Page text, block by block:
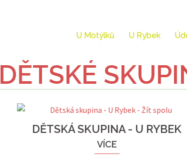
U Motýlků U Rybek
DĚTSKÉ
DĚTSKÁ SKUPINA - U RYBEK
VÍCE